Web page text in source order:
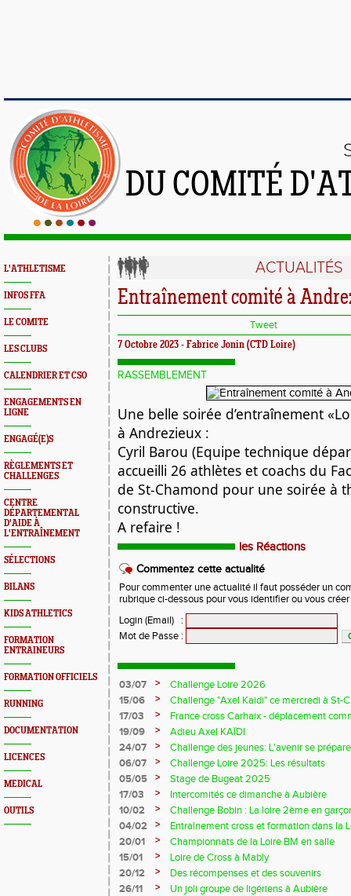
DU COMITÉ
L'ATHLETISME
INFOS FFA
LE COMITE
LES CLUBS
CALENDRIER ET CSO
ENGAGEMENTS EN
LIGNE
ENGAGÉ(E)S
RÈGLEMENTS ET
CHALLENGES
CENTRE
DÉPARTEMENTAL
D'AIDE À
L'ENTRAÎNEMENT
SÉLECTIONS
BILANS
KIDS ATHLETICS
FORMATION
ENTRAINEURS
FORMATION OFFICIELS
RUNNING
DOCUMENTATION
LICENCES
MEDICAL
OUTILS
ACTUALITÉS
Entraînement comité à
Tweet
7 Octobre 2023 - Fabrice Jonin (CTD Loire)
RASSEMBLEMENT
Une belle soirée d’entraînement
à Andrezieux :
Cyril Barou (Equipe technique
accueilli 26 athlètes et coachs du
de St-Chamond pour une soirée à
constructive.
A refaire !
les Réactions
Commentez cette actualité
Pour commenter une actualité il faut posséder un
rubrique ci-dessous pour vous identifier ou vous
Login (Email)
:
Mot de Passe :
03/07 >
Challenge Loire 2026
15/06
>
Challenge "Axel Kaidi" ce mercredi à St-
17/03
>
France cross Carhaix - déplacement
19/09
>
Adieu Axel KAÏDI
24/07
>
Challenge des jeunes: L'avenir se
06/07
>
Challenge Loire 2025: Les résultats
05/05
>
Stage de Bugeat 2025
17/03
>
Intercomités ce dimanche à Aubière
10/02
>
Challenge Bobin : La loire 2ème en
04/02
>
Entraînement cross et formation dans la
20/01
>
Championnats de la Loire BM en salle
15/01
>
Loire de Cross à Mably
20/12
>
Des récompenses et des souvenirs
26/11
>
Un joli groupe de ligériens à Aubière